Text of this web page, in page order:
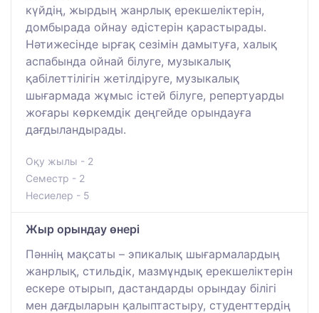
күйдің, жырдың жанрлық ерекшеліктерін,
домбырада ойнау әдістерін қарастырады.
Нәтижесінде ырғақ сезімін дамытуға, халық
аспабында ойнай білуге, музыкалық
қабілеттілігін жетілдіруге, музыкалық
шығармада жұмыс істей білуге, репертуарды
жоғары көркемдік деңгейде орындауға
дағдыландырады.
Оқу жылы - 2
Семестр - 2
Несиелер - 5
Жыр орындау өнері
Пәннің мақсаты – эпикалық шығармалардың
жанрлық, стильдік, мазмұндық ерекшеліктерін
ескере отырып, дастандарды орындау білігі
мен дағдыларын қалыптастыру, студенттердің